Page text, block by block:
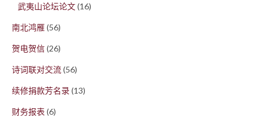
武夷山论坛论文(16)
南北鸿雁(56)
贺电贺信(26)
诗词联对交流(56)
续修捐款芳名录(13)
财务报表 (6)